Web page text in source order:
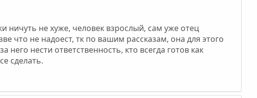
ничуть не хуже, человек взрослый, сам уже отец
что не надоест, тк по вашим рассказам, она для этого
него нести ответственность, кто всегда готов как
сделать.